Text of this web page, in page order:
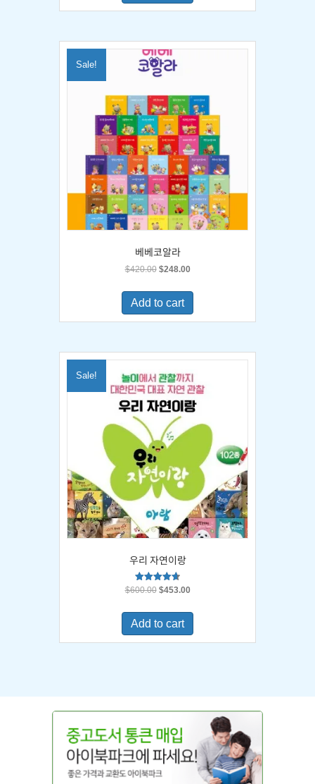
Sale!
베베코알라
$420.00 Original
was:
$420.00.
$248.00Current
is:
Add to cart
Sale!
우리 자연이랑
Rated
$600.00 Original
was:
$600.00.
$453.00Current
is:
Add to cart